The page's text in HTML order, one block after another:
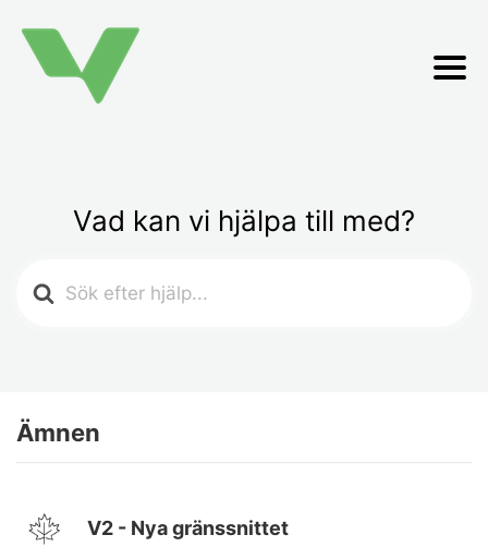
Vad kan vi hjälpa till med?
For
Ämnen
V2 - Nya gränssnittet